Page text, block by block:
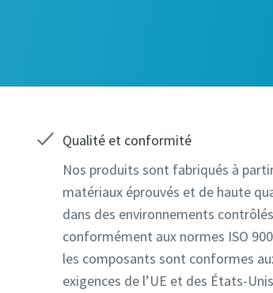
Qualité et conformité
Nos produits sont fabriqués à
matériaux éprouvés et de haute
dans des environnements contrôlés
conformément aux normes ISO
les composants sont conformes
exigences de l’UE et des États-